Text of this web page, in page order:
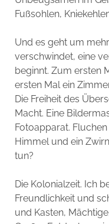
Fußsohlen,
Und es geht um
verschwindet, eine
beginnt. Zum ersten
ersten Mal ein
Die Freiheit des
Macht. Eine
Fotoapparat.
Himmel und ein
tun?
Die Kolonialzeit. Ich
Freundlichkeit und
und Kasten,